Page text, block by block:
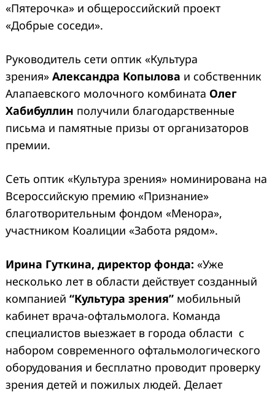
«Пятерочка» и общероссийский проект
«Добрые соседи».
Руководитель сети оптик «Культура
зрения» Александра Копылова и собственник
Алапаевского молочного комбината Олег
Хабибуллин получили благодарственные
письма и памятные призы от организаторов
премии.
Сеть оптик «Культура зрения» номинирована на
Всероссийскую премию «Признание»
благотворительным фондом «Менора»,
участником Коалиции «Забота рядом».
Ирина Гуткина, директор фонда: «Уже
несколько лет в области действует созданный
компанией “Культура зрения” мобильный
кабинет врача-офтальмолога. Команда
специалистов выезжает в города области с
набором современного офтальмологического
оборудования и бесплатно проводит проверку
зрения детей и пожилых людей. Делает